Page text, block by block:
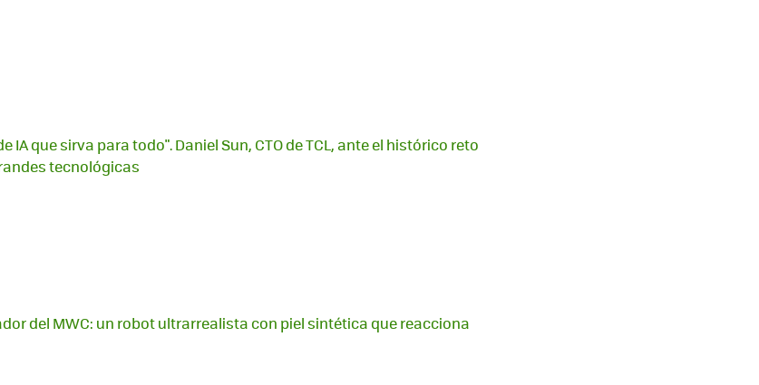
IA que sirva para todo". Daniel Sun, CTO de TCL, ante el histórico reto
tecnológicas
del MWC: un robot ultrarrealista con piel sintética que reacciona